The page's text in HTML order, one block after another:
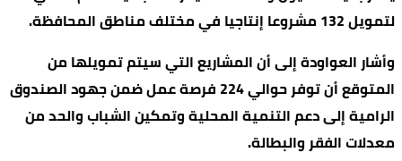
لتمويل 132 مشروعا إنتاجيا في مختلف مناطق المحافظة.
وأشار العواودة إلى أن المشاريع التي سيتم تمويلها من
المتوقع أن توفر حوالي 224 فرصة عمل ضمن جهود الصندوق
الرامية إلى دعم التنمية المحلية وتمكين الشباب والحد من
معدلات الفقر والبطالة.